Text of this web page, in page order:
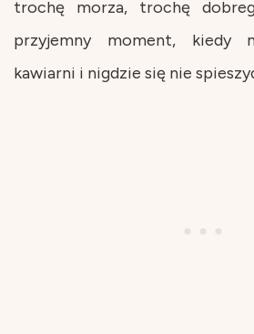
trochę morza, trochę
przyjemny moment, kiedy
kawiarni i nigdzie się nie